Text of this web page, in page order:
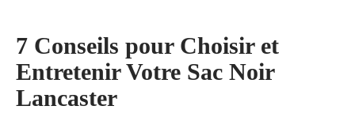
7 Conseils pour Choisir et
Entretenir Votre Sac Noir
Lancaster